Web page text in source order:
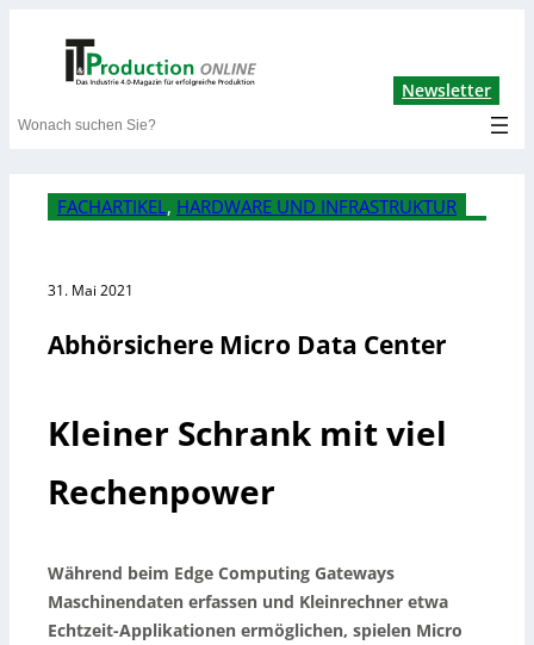
Newsletter
Search
FACHARTIKEL , HARDWARE UND INFRASTRUKTUR
31. Mai 2021
Abhörsichere Micro Data Center
Kleiner Schrank mit viel
Rechenpower
Während beim Edge Computing Gateways
Maschinendaten erfassen und Kleinrechner etwa
Echtzeit-Applikationen ermöglichen, spielen Micro